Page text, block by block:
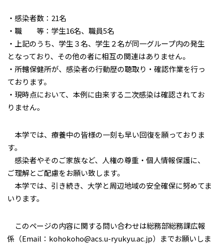
・感染者数：21名
・職 等：学生16名、職員5名
・上記のうち、学生３名、学生２名が同一グループ内の発生
となっており、その他の者に相互の関連はありません。
・所轄保健所が、感染者の行動歴の聴取り・確認作業を行っ
ております。
・現時点において、本例に由来する二次感染は確認されてお
りません。
本学では、療養中の皆様の一刻も早い回復を願っておりま
す。
感染者やそのご家族など、人権の尊重・個人情報保護に、
ご理解とご配慮をお願い致します。
本学では、引き続き、大学と周辺地域の安全確保に努めてま
いります。
このページの内容に関する問い合わせは総務部総務課広報
係（Email：kohokoho@acs.u-ryukyu.ac.jp）までお願いしま